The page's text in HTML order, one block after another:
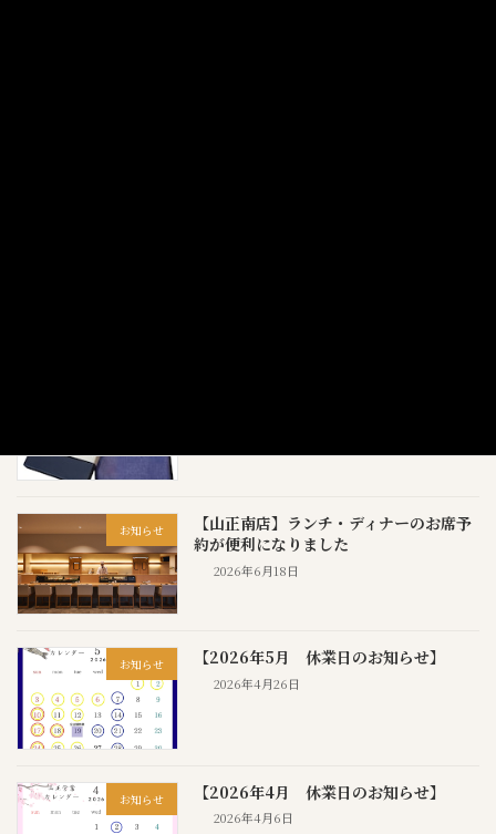
お知らせ
【山正南店】ランチ・ディナーのお席予
約が便利になりました
2026年6月18日
お知らせ 【2026年5月 休業日のお知らせ】
2026年4月26日
お知らせ 【2026年4月 休業日のお知らせ】
2026年4月6日